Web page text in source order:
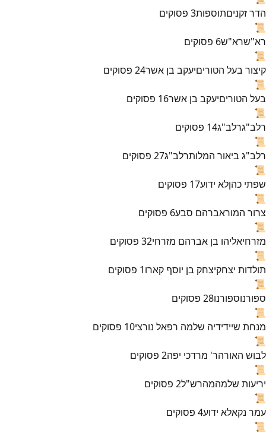
הדר זקניםתוספות3 פסוקים
📜
רא"שרא"ש6 פסוקים
📜
קיצור בעל הטוריםיעקב בן אשר24 פסוקים
📜
בעל הטוריםיעקב בן אשר16 פסוקים
📜
רלב"גרלב"ג14 פסוקים
📜
רלב"ג ביאור המלותרלב"ג27 פסוקים
📜
שפתי כהןלא ידוע17 פסוקים
📜
צרור המוראברהם סבע6 פסוקים
📜
מזרחיאליהו בן אברהם מזרחי32 פסוקים
📜
תולדות יצחקיצחק בן יוסף קארו1 פסוקים
📜
ספורנוספורנו28 פסוקים
📜
מנחת שיידידיה שלמה רפאל נורצי10 פסוקים
📜
לבוש האורהר' מרדכי יפה2 פסוקים
📜
יריעות שלמהמהרש"ל2 פסוקים
📜
עמר נקאלא ידוע4 פסוקים
📜